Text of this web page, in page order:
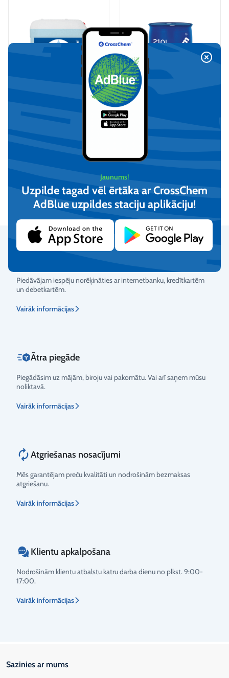
Demineralizēts ūdens (20L)
(iesk. PVN)
Pievienot
Demineralizēts ūdens
(210L)
Pēc pieprasījuma
Apskatīt
Droši maksājumi
Piedāvājam iespēju norēķināties ar internetbanku, kredītkartēm
un debetkartēm.
Vairāk informācijas
Ātra piegāde
Piegādāsim uz mājām, biroju vai pakomātu. Vai arī saņem mūsu
noliktavā.
Vairāk informācijas
Atgriešanas nosacījumi
Mēs garantējam preču kvalitāti un nodrošinām bezmaksas
atgriešanu.
Vairāk informācijas
Klientu apkalpošana
Nodrošinām klientu atbalstu katru darba dienu no plkst. 9:00-
17:00.
Vairāk informācijas
Jaunums!
Uzpilde tagad vēl ērtāka ar CrossChem
AdBlue uzpildes staciju aplikāciju!​
Sazinies ar mums